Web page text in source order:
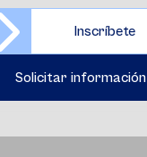
Inscríbete
Solicitar información